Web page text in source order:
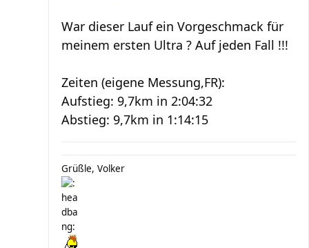
War dieser Lauf ein Vorgeschmack für
meinem ersten Ultra ? Auf jeden Fall !!!
Zeiten (eigene Messung,FR):
Aufstieg: 9,7km in 2:04:32
Abstieg: 9,7km in 1:14:15
Grüßle, Volker